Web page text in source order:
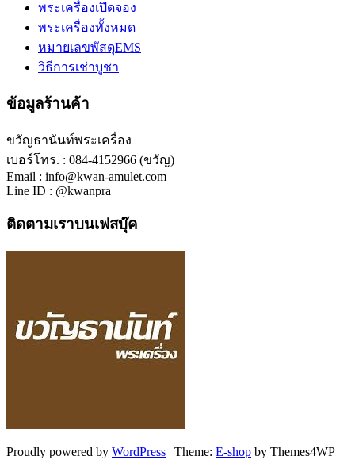
พระเครื่องเปิดจอง
พระเครื่องทั้งหมด
หมายเลขพัสดุEMS
วิธีการเช่าบูชา
ข้อมูลร้านค้า
ขวัญธานันท์พระเครื่อง
เบอร์โทร. : 084-4152966 (ขวัญ)
Email : info@kwan-amulet.com
Line ID : @kwanpra
ติดตามเราบนเฟสบุ๊ค
Proudly powered by WordPress | Theme: E-shop by Themes4WP